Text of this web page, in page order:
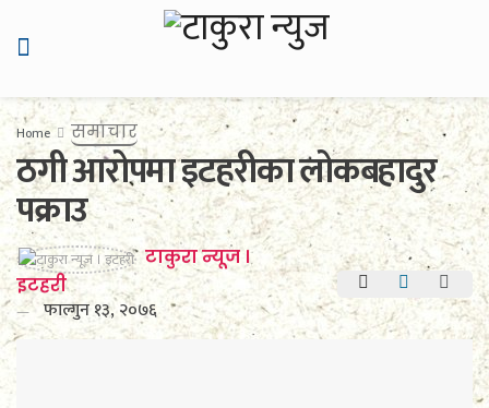
Home समाचार
ठगी आरोपमा इटहरीका लोकबहादुर
पक्राउ
टाकुरा न्यूज ।
इटहरी
फाल्गुन १३, २०७६